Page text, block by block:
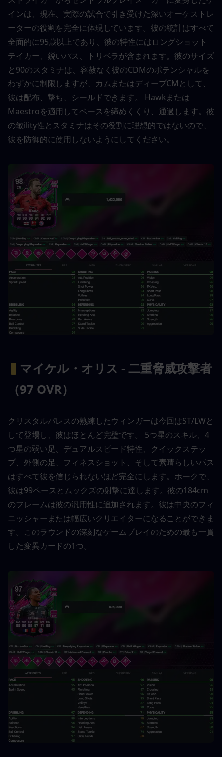
インは、現在、実際の試合で引き受けた深いオーケストレ
ーターの役割を完全に体現しています。彼の統計はすべて
全面的に95歳以上であり、彼の特性にはロングショット
テイカー、鋭いパス、トリベラが含まれます。彼のサイズ
と90のスタミナは、容赦なく彼のCDMのポテンシャルを
わずかに制限しますが、カムまたはディープCMとして、
彼は配布、撃ち、シールドできます。 Hawkまたは
Maestroを適用してペースを締めくくり、通過します。彼
の敏ility性とスタミナはその役割に理想的ではないので、
彼を防御的に使用しないようにしてください。
▍ マイケル・オリス - 二重脅威攻撃者
（97 OVR）
クリスタルパレスの熟練したウィンガーは今回はST/LWと
して登場し、彼はほとんど完璧です。 5つ星のスキル、4
つ星の弱い足、デュアルスピード特性、クイックステッ
プ、外側の足、フィネスショット、そして素晴らしいパス
はすべて彼を信じられないほど完全にします。ホークで、
彼は99ペースとムックズの射撃に達します。彼の184cm
のフレームは彼の汎用性に追加されます。彼は中央のフィ
ニッシャーまたは幅広いクリエイターになることができま
す。このラウンドの深刻なゲームプレイのための最も一貫
した変異カードの1つ。